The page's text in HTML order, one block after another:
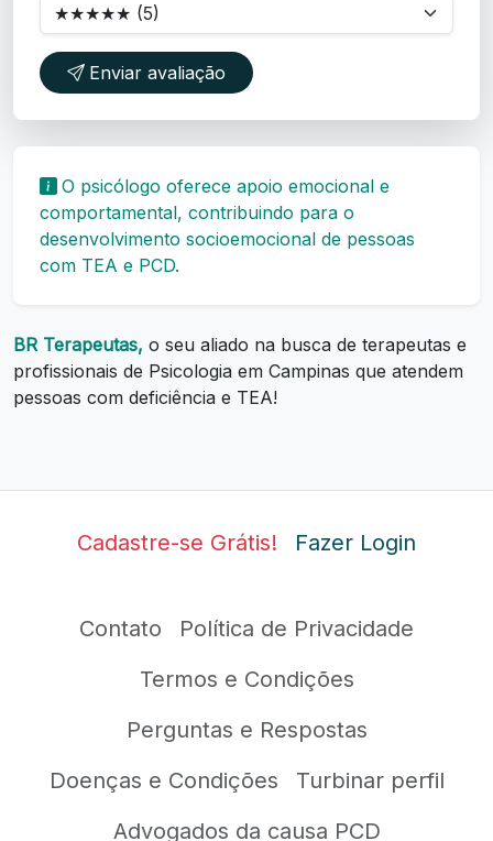
Enviar avaliação
O psicólogo oferece apoio emocional e
comportamental, contribuindo para o
desenvolvimento socioemocional de pessoas
com TEA e PCD.
BR Terapeutas, o seu aliado na busca de terapeutas e
profissionais de Psicologia em Campinas que atendem
pessoas com deficiência e TEA!
Cadastre-se Grátis! Fazer Login
Contato
Política de Privacidade
Termos e Condições
Perguntas e Respostas
Doenças e Condições
Turbinar perfil
Advogados da causa PCD